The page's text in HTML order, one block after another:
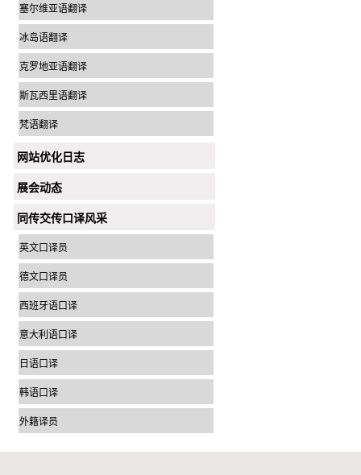
塞尔维亚语翻译
冰岛语翻译
克罗地亚语翻译
斯瓦西里语翻译
梵语翻译
网站优化日志
展会动态
同传交传口译风采
英文口译员
德文口译员
西班牙语口译
意大利语口译
日语口译
韩语口译
外籍译员